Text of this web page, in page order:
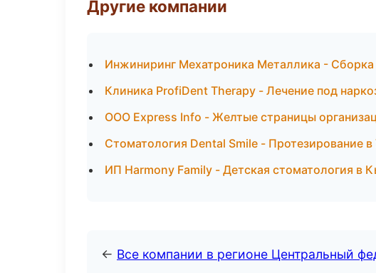
Другие компании
Инжиниринг Мехатроника Металлика - Сборка
Клиника ProfiDent Therapy - Лечение под
ООО Express Info - Желтые страницы
Стоматология Dental Smile - Протезирование в
ИП Harmony Family - Детская стоматология в
← Все компании в регионе Центральный